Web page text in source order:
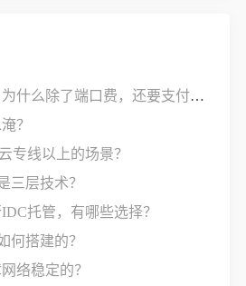
企业购买云专线时，为什么除了端口费，还要支付接入费？
？
专线以上的场景？
三层技术？
托管，有哪些选择？
何搭建的？
络稳定的？